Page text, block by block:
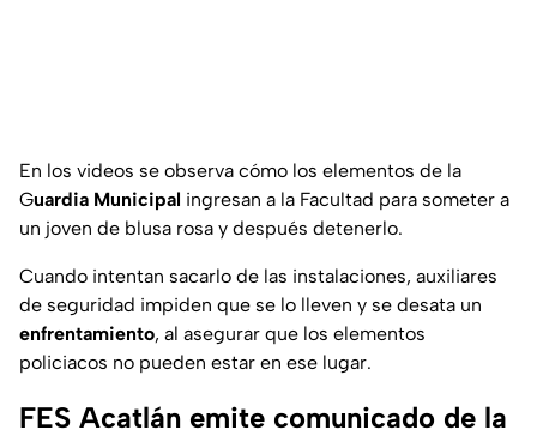
En los videos se observa cómo los elementos de la
Guardia Municipal ingresan a la Facultad para someter a
un joven de blusa rosa y después detenerlo.
Cuando intentan sacarlo de las instalaciones, auxiliares
de seguridad impiden que se lo lleven y se desata un
enfrentamiento, al asegurar que los elementos
policiacos no pueden estar en ese lugar.
FES Acatlán emite comunicado de la